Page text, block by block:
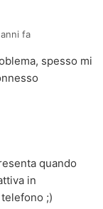
anni fa
spesso mi
quando
in
;)